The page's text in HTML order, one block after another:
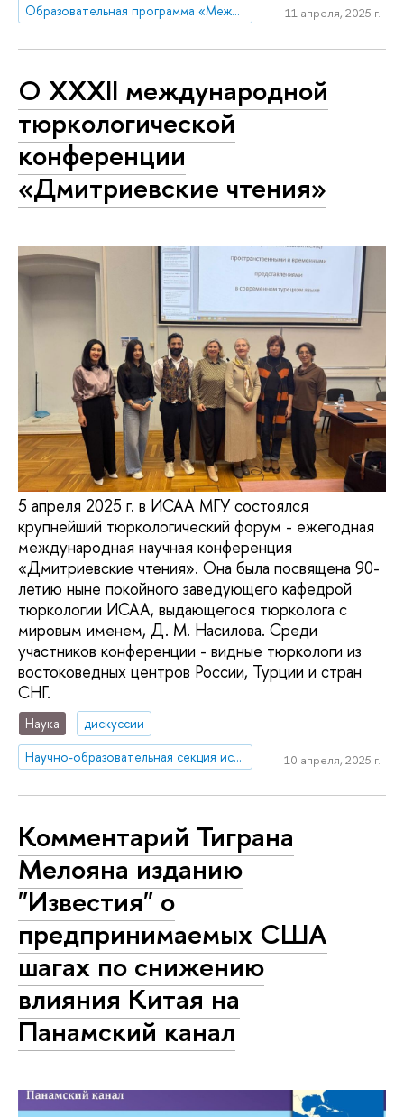
Образовательная программа «Международные отношения»
11 апреля, 2025 г.
О XXXII международной
тюркологической
конференции
«Дмитриевские чтения»
5 апреля 2025 г. в ИСАА МГУ состоялся
крупнейший тюркологический форум - ежегодная
международная научная конференция
«Дмитриевские чтения». Она была посвящена 90-
летию ныне покойного заведующего кафедрой
тюркологии ИСАА, выдающегося тюрколога с
мировым именем, Д. М. Насилова. Среди
участников конференции - видные тюркологи из
востоковедных центров России, Турции и стран
СНГ.
Наука
дискуссии
Научно-образовательная секция исследований Ближнего Востока и Северной Африки
10 апреля, 2025 г.
Комментарий Тиграна
Мелояна изданию
"Известия" о
предпринимаемых США
шагах по снижению
влияния Китая на
Панамский канал